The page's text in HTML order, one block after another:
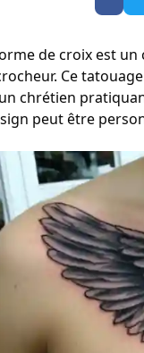
de croix est
Ce
chrétien
peut être